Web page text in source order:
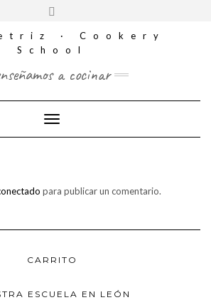
CONTACTO
SOCIALEScabecera
a cocinar
Cambiar modo de navegación
para publicar un comentario.
CARRITO
ESCUELA EN LEÓN